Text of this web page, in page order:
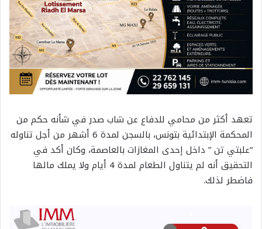
تعهد أكثر من محامي للدفاع عن شاب صدر في شأنه حكم من
المحكمة الإبتدائية بتونس، بالسجن لمدة 6 أشهر من أجل تناوله
“علبتي تن ” داخل إحدى المغازات بالعاصمة، وكان أكد في
التحقيق أنه لم يتناول الطعام لمدة 4 أيام ولا يملك مالها
فاضطر لذلك.